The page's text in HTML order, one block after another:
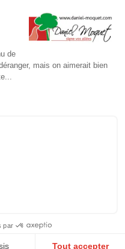
de
mais on aimerait bien
par
Tout accepter